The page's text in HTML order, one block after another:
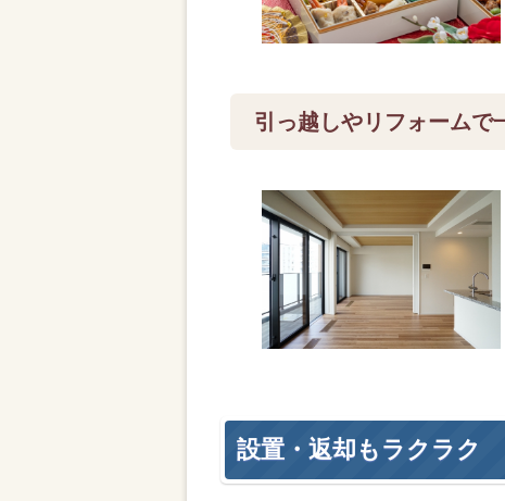
引っ越しやリフォームで
設置・返却もラクラク